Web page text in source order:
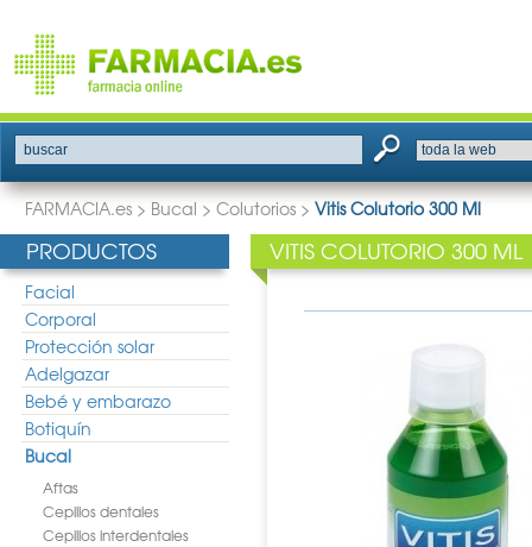
buscar
FARMACIA.es > Bucal > Colutorios > Vitis Colutorio 300 Ml
PRODUCTOS
Facial
Corporal
Protección solar
Adelgazar
Bebé y embarazo
Botiquín
Bucal
Aftas
Cepillos dentales
Cepillos interdentales
VITIS COLUTORIO 300 ML